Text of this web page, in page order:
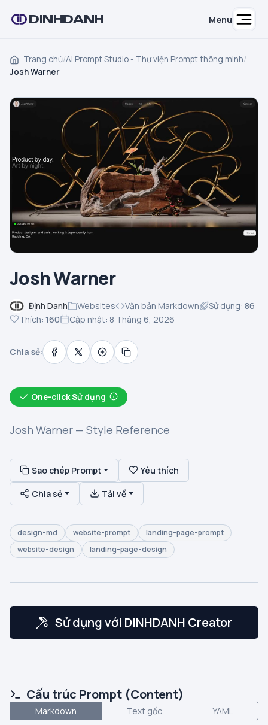
DINHDANH Menu
Trang chủ/AI Prompt Studio - Thư viện Prompt thông minh/
Josh Warner
Josh Warner
Định Danh Websites Văn bản Markdown Sử dụng: 86
Thích: 160 Cập nhật: 8 Tháng 6, 2026
Chia sẻ:
One-click Sử dụng
Josh Warner — Style Reference
Sao chép Prompt Yêu thích
Chia sẻ Tải về
design-md website-prompt
landing-page-prompt
website-design
landing-page-design
Sử dụng với DINHDANH Creator
Cấu trúc Prompt (Content)
Markdown Text gốc YAML